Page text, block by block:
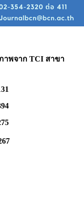
าพจาก TCI สาขา